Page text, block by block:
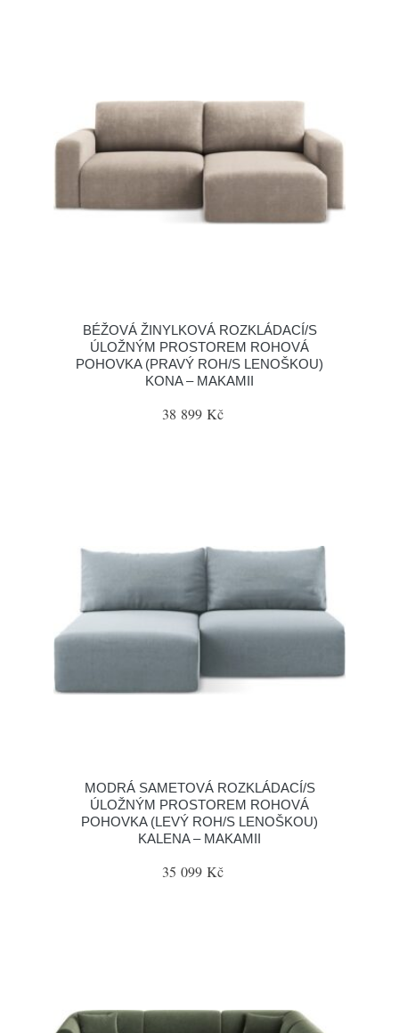
BÉŽOVÁ ŽINYLKOVÁ ROZKLÁDACÍ/S
ÚLOŽNÝM PROSTOREM ROHOVÁ
POHOVKA (PRAVÝ ROH/S LENOŠKOU)
KONA – MAKAMII
38 899 Kč
MODRÁ SAMETOVÁ ROZKLÁDACÍ/S
ÚLOŽNÝM PROSTOREM ROHOVÁ
POHOVKA (LEVÝ ROH/S LENOŠKOU)
KALENA – MAKAMII
35 099 Kč